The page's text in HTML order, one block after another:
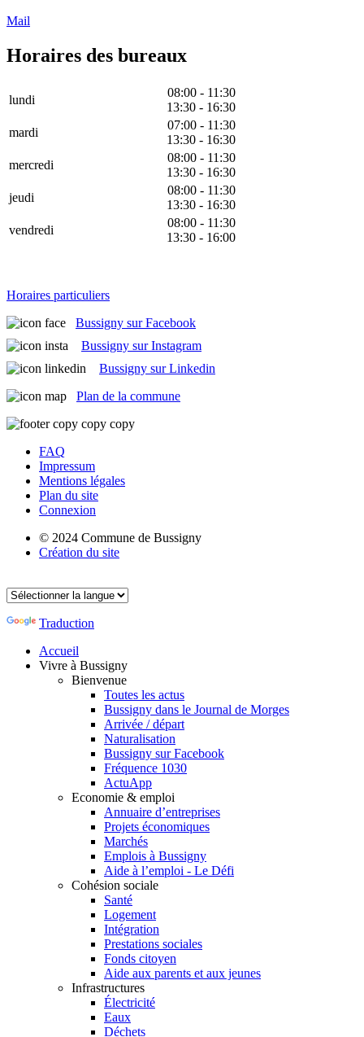
Mail
Horaires des bureaux
lundi
08:00 - 11:30
13:30 - 16:30
mardi
07:00 - 11:30
13:30 - 16:30
mercredi
08:00 - 11:30
13:30 - 16:30
jeudi
08:00 - 11:30
13:30 - 16:30
vendredi
08:00 - 11:30
13:30 - 16:00
Horaires particuliers
Bussigny sur Facebook
Bussigny sur Instagram
Bussigny sur Linkedin
Plan de la commune
FAQ
Impressum
Mentions légales
Plan du site
Connexion
© 2024 Commune de Bussigny
Création du site
Traduction
Accueil
Vivre à Bussigny
Bienvenue
Toutes les actus
Bussigny dans le Journal de Morges
Arrivée / départ
Naturalisation
Bussigny sur Facebook
Fréquence 1030
ActuApp
Economie & emploi
Annuaire d’entreprises
Projets économiques
Marchés
Emplois à Bussigny
Aide à l’emploi - Le Défi
Cohésion sociale
Santé
Logement
Intégration
Prestations sociales
Fonds citoyen
Aide aux parents et aux jeunes
Infrastructures
Électricité
Eaux
Déchets